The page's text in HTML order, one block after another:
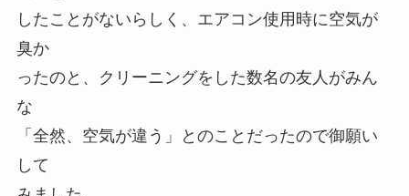
したことがないらしく、エアコン使用時に空気が
臭か
ったのと、クリーニングをした数名の友人がみん
な
「全然、空気が違う」とのことだったので御願い
して